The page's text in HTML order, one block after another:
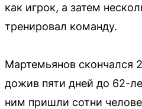
как игрок, а затем
тренировал команду.
Мартемьянов скончался
дожив пяти дней до 62-
ним пришли сотни